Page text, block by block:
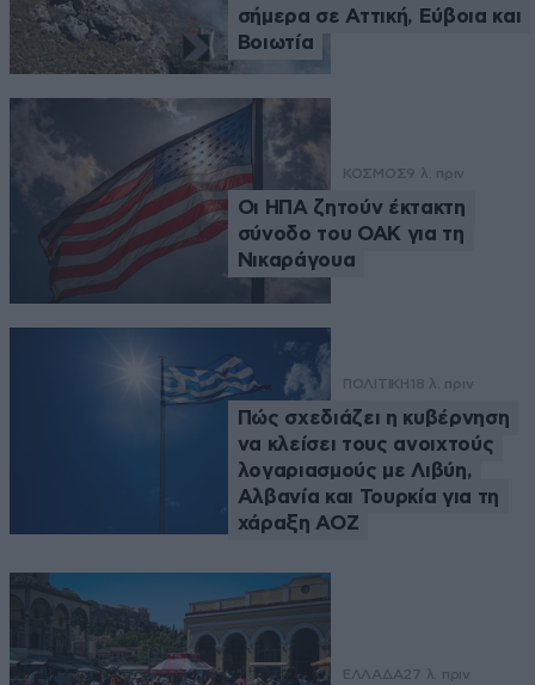
σήμερα σε Αττική, Εύβοια και
Βοιωτία
ΚΟΣΜΟΣ9 λ. πριν
Οι ΗΠΑ ζητούν έκτακτη
σύνοδο του ΟΑΚ για τη
Νικαράγουα
ΠΟΛΙΤΙΚΗ 18 λ. πριν
Πώς σχεδιάζει η κυβέρνηση
να κλείσει τους ανοιχτούς
λογαριασμούς με Λιβύη,
Αλβανία και Τουρκία για τη
χάραξη ΑΟΖ
ΕΛΛΑΔΑ27 λ. πριν